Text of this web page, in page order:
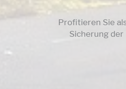
Profitieren Sie
Sicherung